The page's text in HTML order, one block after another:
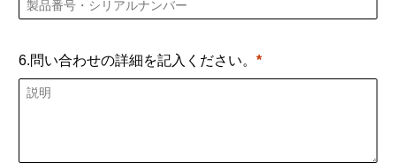
6.問い合わせの詳細を記入ください。